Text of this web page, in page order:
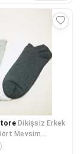
Dikişsiz Erkek
Mevsim
4 Çift
)